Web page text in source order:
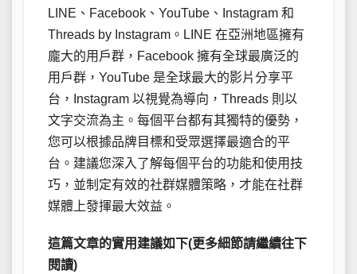
LINE、Facebook、YouTube、Instagram 和
Threads by Instagram。LINE 在亞洲地區擁有
龐大的用戶群，Facebook 擁有全球最廣泛的
用戶群，YouTube 是全球最大的影片分享平
台，Instagram 以視覺為導向，Threads 則以
文字交流為主。每個平台都有其獨特的優勢，
您可以根據品牌目標和受眾選擇最適合的平
台。建議您深入了解每個平台的功能和使用技
巧，並制定有效的社群媒體策略，才能在社群
媒體上發揮最大效益。
這篇文章的實用建議如下(更多細節請繼續往下
閱讀)